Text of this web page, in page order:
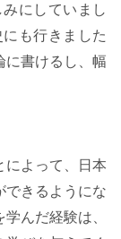
にしていまし
も行きました
に書けるし、幅
によって、日本
できるようにな
んだ経験は、